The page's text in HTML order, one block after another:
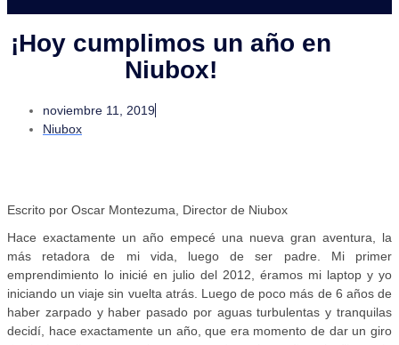
¡Hoy cumplimos un año en
Niubox!
noviembre 11, 2019
Niubox
Escrito por Oscar Montezuma, Director de Niubox
Hace exactamente un año empecé una nueva gran aventura, la
más retadora de mi vida, luego de ser padre. Mi primer
emprendimiento lo inicié en julio del 2012, éramos mi laptop y yo
iniciando un viaje sin vuelta atrás. Luego de poco más de 6 años de
haber zarpado y haber pasado por aguas turbulentas y tranquilas
decidí, hace exactamente un año, que era momento de dar un giro